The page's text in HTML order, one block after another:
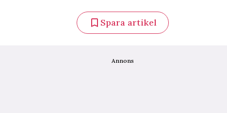
Spara artikel
Annons